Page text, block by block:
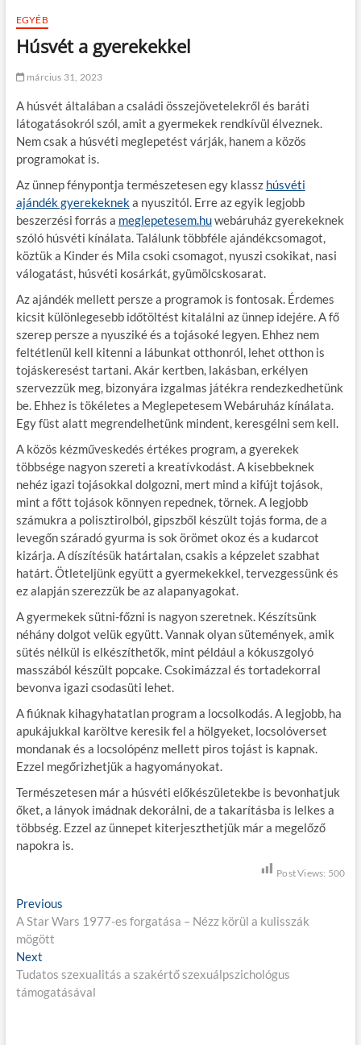
EGYÉB
Húsvét a gyerekekkel
március 31, 2023
A húsvét általában a családi összejövetelekről és baráti
látogatásokról szól, amit a gyermekek rendkívül élveznek.
Nem csak a húsvéti meglepetést várják, hanem a közös
programokat is.
Az ünnep fénypontja természetesen egy klassz húsvéti
ajándék gyerekekneka nyuszitól. Erre az egyik legjobb
beszerzési forrás a meglepetesem.huwebáruház gyerekeknek
szóló húsvéti kínálata. Találunk többféle ajándékcsomagot,
köztük a Kinder és Mila csoki csomagot, nyuszi csokikat, nasi
válogatást, húsvéti kosárkát, gyümölcskosarat.
Az ajándék mellett persze a programok is fontosak. Érdemes
kicsit különlegesebb időtöltést kitalálni az ünnep idejére. A fő
szerep persze a nyusziké és a tojásoké legyen. Ehhez nem
feltétlenül kell kitenni a lábunkat otthonról, lehet otthon is
tojáskeresést tartani. Akár kertben, lakásban, erkélyen
szervezzük meg, bizonyára izgalmas játékra rendezkedhetünk
be. Ehhez is tökéletes a Meglepetesem Webáruház kínálata.
Egy füst alatt megrendelhetünk mindent, keresgélni sem kell.
A közös kézműveskedés értékes program, a gyerekek
többsége nagyon szereti a kreatívkodást. A kisebbeknek
nehéz igazi tojásokkal dolgozni, mert mind a kifújt tojások,
mint a főtt tojások könnyen repednek, törnek. A legjobb
számukra a polisztirolból, gipszből készült tojás forma, de a
levegőn száradó gyurma is sok örömet okoz és a kudarcot
kizárja. A díszítésük határtalan, csakis a képzelet szabhat
határt. Ötleteljünk együtt a gyermekekkel, tervezgessünk és
ez alapján szerezzük be az alapanyagokat.
A gyermekek sütni-főzni is nagyon szeretnek. Készítsünk
néhány dolgot velük együtt. Vannak olyan sütemények, amik
sütés nélkül is elkészíthetők, mint például a kókuszgolyó
masszából készült popcake. Csokimázzal és tortadekorral
bevonva igazi csodasüti lehet.
A fiúknak kihagyhatatlan program a locsolkodás. A legjobb, ha
apukájukkal karöltve keresik fel a hölgyeket, locsolóverset
mondanak és a locsolópénz mellett piros tojást is kapnak.
Ezzel megőrizhetjük a hagyományokat.
Természetesen már a húsvéti előkészületekbe is bevonhatjuk
őket, a lányok imádnak dekorálni, de a takarításba is lelkes a
többség. Ezzel az ünnepet kiterjeszthetjük már a megelőző
napokra is.
Post Views: 500
B
e
j
e
Previous
r
i
o
A Star Wars 1977-es forgatása – Nézz körül a kulisszák
mögött
Next
e
x
Tudatos szexualitás a szakértő szexuálpszichológus
támogatásával